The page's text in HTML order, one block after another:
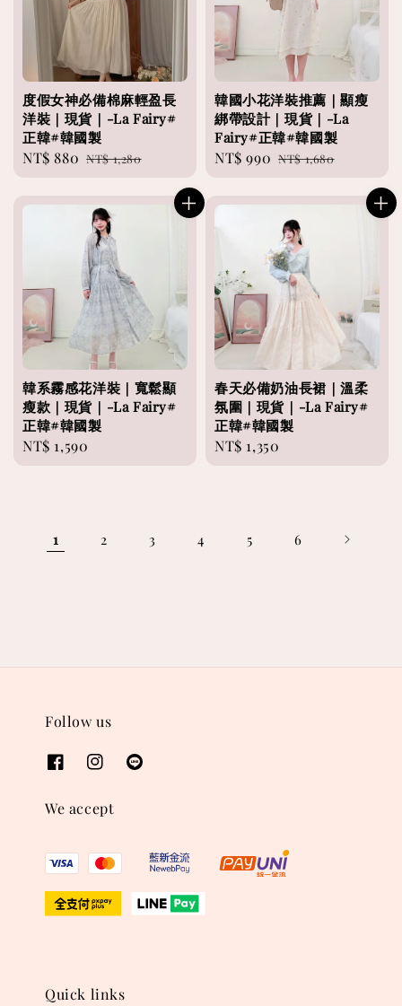
度假女神必備棉麻輕盈長
洋裝｜現貨｜-La Fairy#
正韓#韓國製
Sale
NT$ 880 Regular
NT$ 1,280
韓國小花洋裝推薦｜顯瘦
綁帶設計｜現貨｜-La
Fairy#正韓#韓國製
Sale
NT$ 990 Regular
NT$ 1,680
韓系霧感花洋裝｜寬鬆顯
瘦款｜現貨｜-La Fairy#
正韓#韓國製
Regular
NT$ 1,590
春天必備奶油長裙｜溫柔
氛圍｜現貨｜-La Fairy#
正韓#韓國製
Regular
NT$ 1,350
1 2 3 4 5 6
Follow us
We accept
Quick links